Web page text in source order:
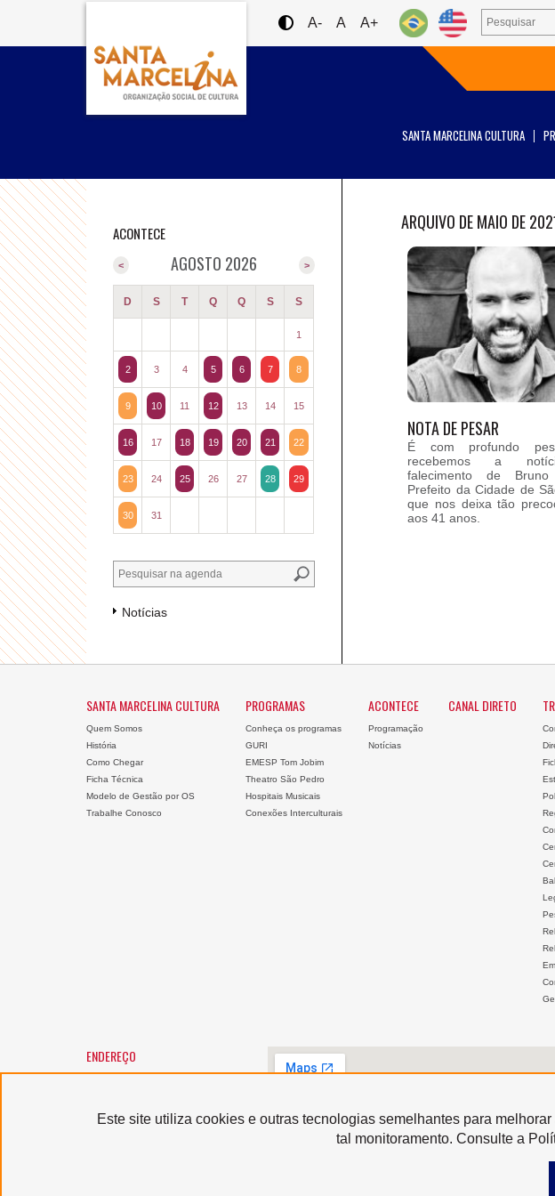
A- A A+
SANTA MARCELINA CULTURA
ARQUIVO DE MAIO DE
NOTA DE PESAR
É com profundo
recebemos a
falecimento de Bruno
Prefeito da Cidade de
que nos deixa tão
aos 41 anos.
ACONTECE
AGOSTO 2026 >
<
D S T Q Q S S
1
2 3 4 5 6 7 8
9 10 11 12 13 14 15
16 17 18 19 20 21 22
23 24 25 26 27 28 29
30 31
Notícias
SANTA MARCELINA CULTURA
Quem Somos
História
Como Chegar
Ficha Técnica
Modelo de Gestão por OS
Trabalhe Conosco
PROGRAMAS
Conheça os programas
GURI
EMESP Tom Jobim
Theatro São Pedro
Hospitais Musicais
Conexões Interculturais
ACONTECE
Programação
Notícias
CANAL DIRETO
ENDEREÇO
Este site utiliza cookies e outras tecnologias semelhantes para
tal monitoramento. Consulte a